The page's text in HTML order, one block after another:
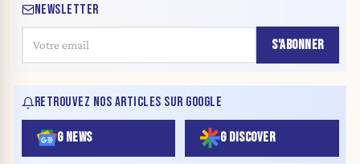
NEWSLETTER
S'ABONNER
RETROUVEZ NOS ARTICLES SUR GOOGLE
G NEWS G DISCOVER